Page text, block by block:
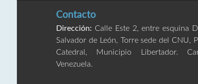
Contacto
Dirección: Calle Este 2, entre esquina
Salvador de León, Torre sede del CNU,
Catedral, Municipio Libertador.
Venezuela.